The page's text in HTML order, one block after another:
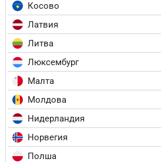
Косово
Латвия
Литва
Люксембург
Малта
Молдова
Нидерландия
Норвегия
Полша